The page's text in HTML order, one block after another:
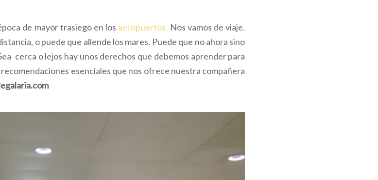
de mayor trasiego en los aeropuertos. Nos vamos de viaje.
o puede que allende los mares. Puede que no ahora sino
cerca o lejos hay unos derechos que debemos aprender para
esenciales que nos ofrece nuestra compañera